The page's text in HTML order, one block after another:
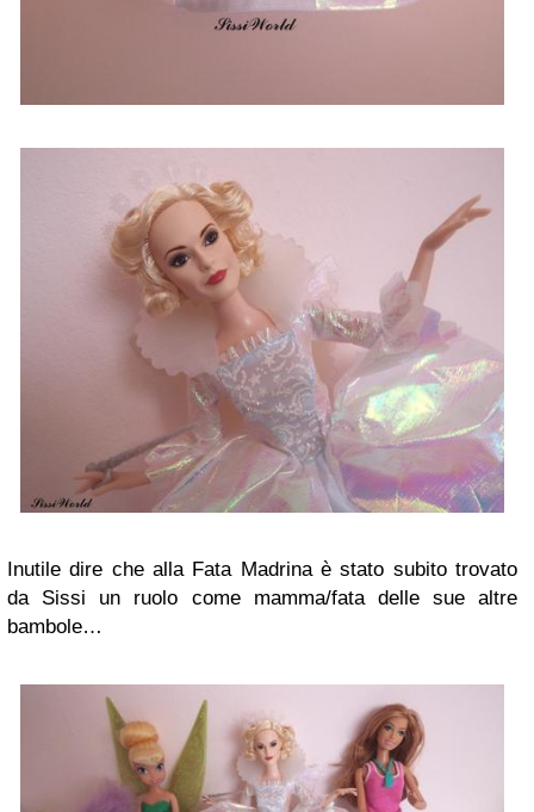
Inutile dire che alla Fata Madrina è stato subito trovato
da Sissi un ruolo come mamma/fata delle sue altre
bambole…